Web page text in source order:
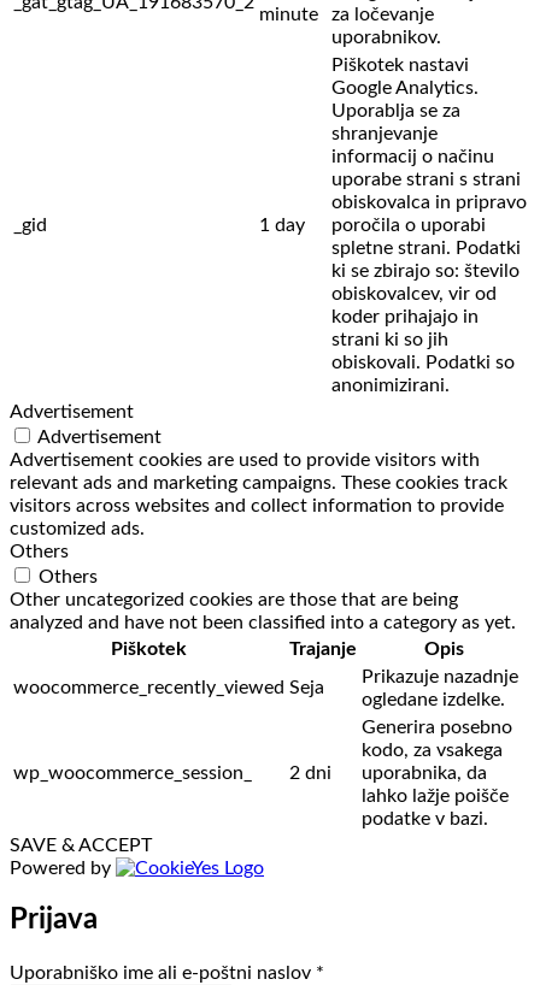
minute
za ločevanje
uporabnikov.
_gid 1 day
Piškotek nastavi
Google Analytics.
Uporablja se za
shranjevanje
informacij o načinu
uporabe strani s strani
obiskovalca in pripravo
poročila o uporabi
spletne strani. Podatki
ki se zbirajo so: število
obiskovalcev, vir od
koder prihajajo in
strani ki so jih
obiskovali. Podatki so
anonimizirani.
Advertisement
Advertisement
Advertisement cookies are used to provide visitors with
relevant ads and marketing campaigns. These cookies track
visitors across websites and collect information to provide
customized ads.
Others
Others
Other uncategorized cookies are those that are being
analyzed and have not been classified into a category as yet.
Piškotek
Trajanje
Opis
woocommerce_recently_viewed Seja
Prikazuje nazadnje
ogledane izdelke.
wp_woocommerce_session_ 2 dni
Generira posebno
kodo, za vsakega
uporabnika, da
lahko lažje poišče
podatke v bazi.
SAVE & ACCEPT
Powered by
Prijava
Uporabniško ime ali e-poštni naslov *